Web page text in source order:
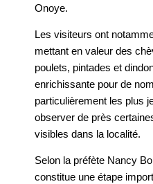
Onoye.
Les visiteurs ont
mettant en valeur des
poulets, pintades et
enrichissante pour de
particulièrement les plus
observer de près
visibles dans la localité.
Selon la préfète Nancy
constitue une étape